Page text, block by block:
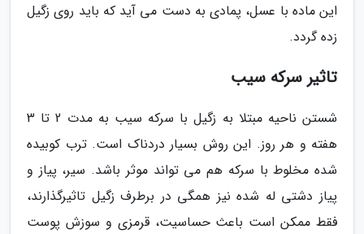
این ماده با عسل، پمادی به دست می آید که باید روی زگیل
زده گردد.
تاثیر سرکه سیب
شستن ناحیه مبتلا به زگیل با سرکه سیب به مدت 2 تا 3
هفته و هر روز. این روش بسیار دردناک است. ترب کوبیده
شده مخلوط با سرکه هم می تواند موثر باشد. سیر، پیاز و
پیاز دشتی له شده نیز همگی در برطرف زگیل تاثیرگذارند،
فقط ممکن است باعث حساسیت، قرمزی و سوزش پوست